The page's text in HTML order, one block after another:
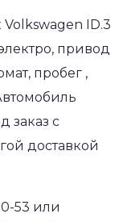
Volkswagen ID.3
привод
пробег ,
заказ с
доставкой
53 или